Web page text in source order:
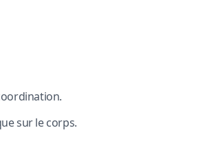
sur le corps.